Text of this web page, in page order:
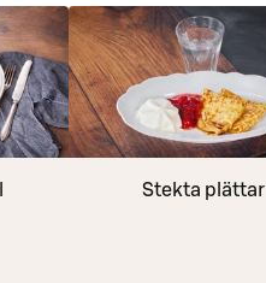
Stekta plättar